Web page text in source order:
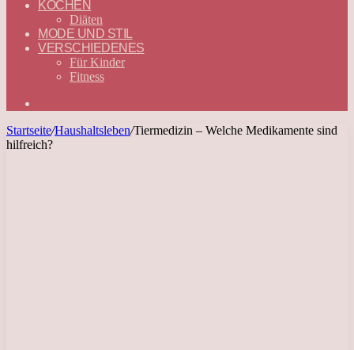
KOCHEN
Diäten
MODE UND STIL
VERSCHIEDENES
Für Kinder
Fitness
Startseite/Haushaltsleben/Tiermedizin – Welche Medikamente sind
hilfreich?